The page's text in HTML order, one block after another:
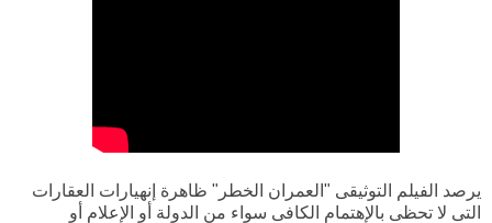
يرصد الفيلم التوثيقى "العمران الخطر" ظاهرة إنهيارات العقارات
التى لا تحظى بالإهتمام الكافى سواء من الدولة أو الإعلام أو